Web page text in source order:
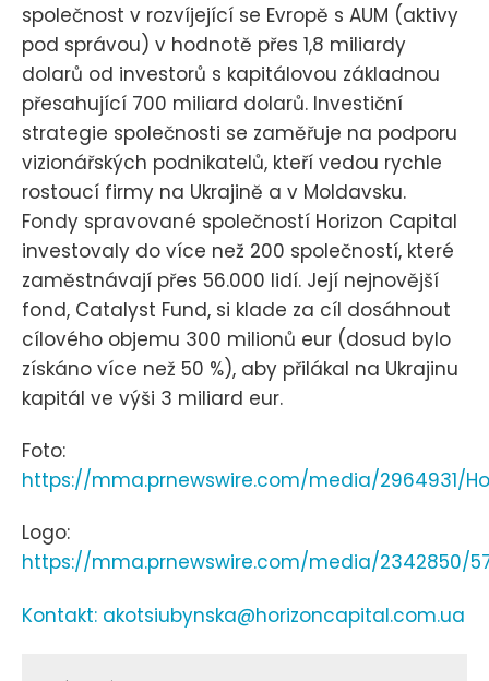
společnost v rozvíjející se Evropě s AUM (aktivy
pod správou) v hodnotě přes 1,8 miliardy
dolarů od investorů s kapitálovou základnou
přesahující 700 miliard dolarů. Investiční
strategie společnosti se zaměřuje na podporu
vizionářských podnikatelů, kteří vedou rychle
rostoucí firmy na Ukrajině a v Moldavsku.
Fondy spravované společností Horizon Capital
investovaly do více než 200 společností, které
zaměstnávají přes 56.000 lidí. Její nejnovější
fond, Catalyst Fund, si klade za cíl dosáhnout
cílového objemu 300 milionů eur (dosud bylo
získáno více než 50 %), aby přilákal na Ukrajinu
kapitál ve výši 3 miliard eur.
Foto:
https://mma.prnewswire.com/media/2964931/
Logo:
https://mma.prnewswire.com/media/2342850/
Kontakt: akotsiubynska@horizoncapital.com.ua